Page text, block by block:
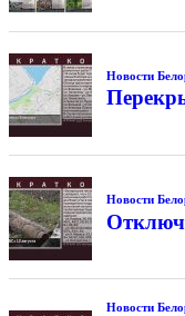
Новости
Новости
Новости